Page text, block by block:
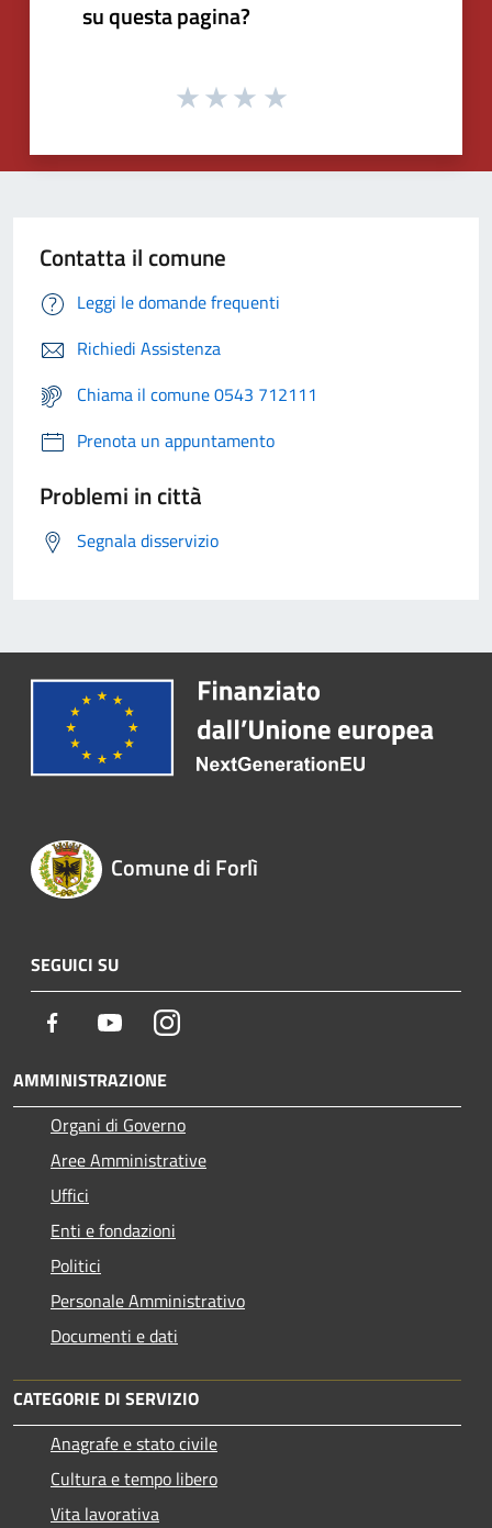
su questa pagina?
Contatta il comune
Leggi le domande frequenti
Richiedi Assistenza
Chiama il comune 0543 712111
Prenota un appuntamento
Problemi in città
Segnala disservizio
Comune di Forlì
SEGUICI SU
Facebook YoutubeInstagram
AMMINISTRAZIONE
Organi di Governo
Aree Amministrative
Uffici
Enti e fondazioni
Politici
Personale Amministrativo
Documenti e dati
CATEGORIE DI SERVIZIO
Anagrafe e stato civile
Cultura e tempo libero
Vita lavorativa